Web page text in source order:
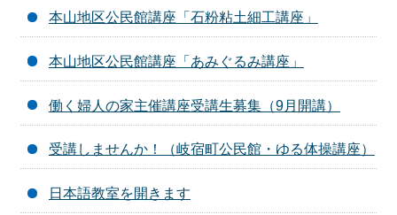
本山地区公民館講座「石粉粘土細工講座」
本山地区公民館講座「あみぐるみ講座」
働く婦人の家主催講座受講生募集（9月開講）
受講しませんか！（岐宿町公民館・ゆる体操講座）
日本語教室を開きます